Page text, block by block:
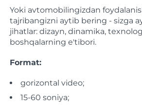
Yoki avtomobilingizdan
tajribangizni aytib bering - sizga
jihatlar: dizayn, dinamika,
boshqalarning e'tibori.
Format:
gorizontal video;
15-60 soniya;